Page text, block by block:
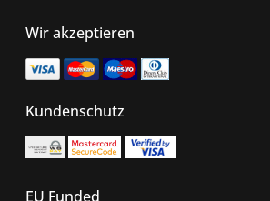
Wir akzeptieren
Kundenschutz
EU Funded